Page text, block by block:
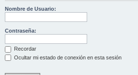
Nombre de Usuario:
Contraseña:
Recordar
Ocultar mi estado de conexión en esta sesión